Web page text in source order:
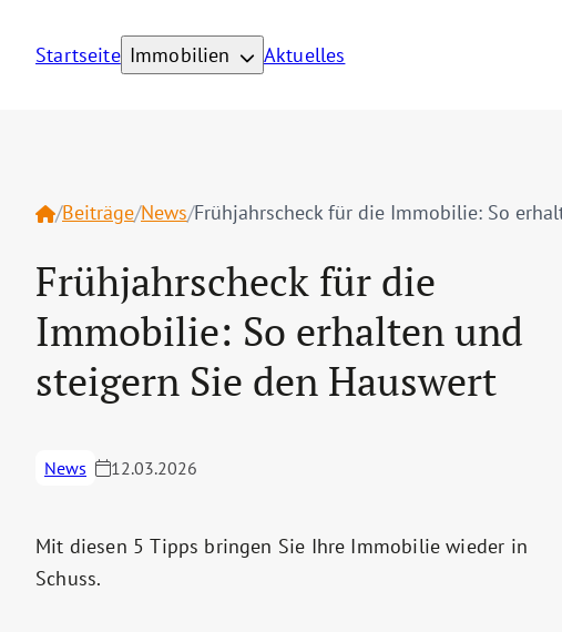
Startseite Immobilien Aktuelles
Home
/Beiträge/News/
Frühjahrscheck für die
Immobilie: So erhalten und
steigern Sie den Hauswert
News 12.03.2026
Mit diesen 5 Tipps bringen Sie Ihre Immobilie wieder in
Schuss.